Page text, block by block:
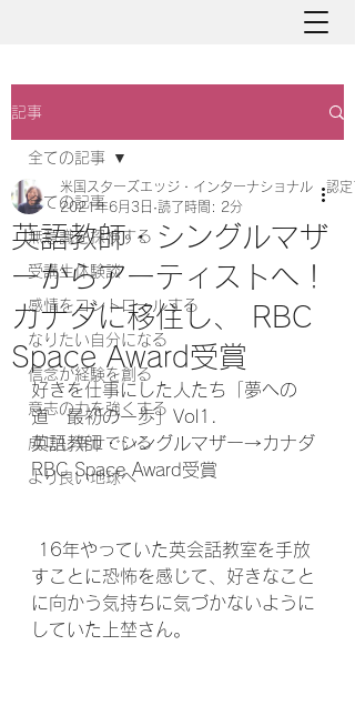
記事
全ての記事
無意識を探検する
受講生体験談
感情をコントロールする
なりたい自分になる
信念が経験を創る
意志の力を強くする
成功し幸せでいる
より良い地球へ
全ての記事
英語教師・シングルマザ
ーからアーティストへ！
カナダに移住し、 RBC
Space Award受賞
米国スターズエッジ・インターナショナル 認
2021年6月3日 読了時間: 2分
好きを仕事にした人たち「夢への
道　最初の一歩」Vol1.
英語教師・シングルマザー→カナダ
RBC Space Award受賞
すことに恐怖を感じて、好きなこと
に向かう気持ちに気づかないように
していた上埜さん。